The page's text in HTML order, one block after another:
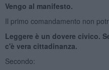
Vengo al manifesto.
Il primo comandamento non
Leggere è un dovere civico.
c'è vera cittadinanza.
Secondo: